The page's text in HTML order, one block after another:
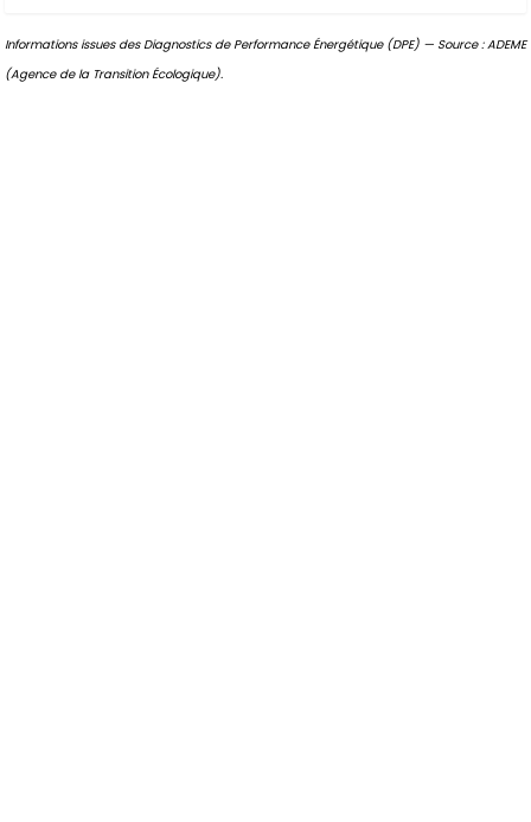
Informations issues des Diagnostics de Performance Énergétique (DPE) — Source : ADEME
(Agence de la Transition Écologique).